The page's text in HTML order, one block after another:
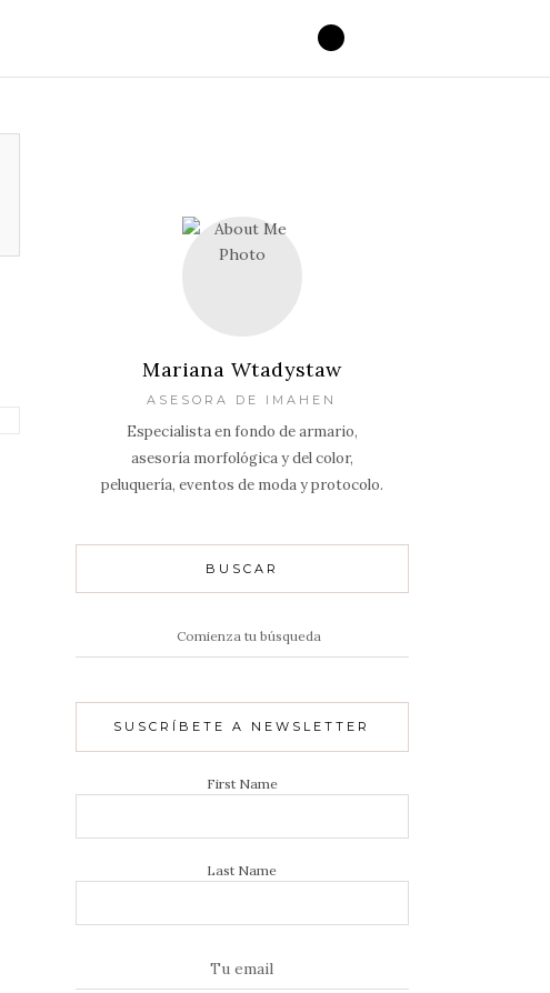
Mariana Wtadystaw
ASESORA DE IMAHEN
Especialista en fondo de armario,
asesoría morfológica y del color,
peluquería, eventos de moda y protocolo.
BUSCAR
SUSCRÍBETE A NEWSLETTER
First Name
Last Name